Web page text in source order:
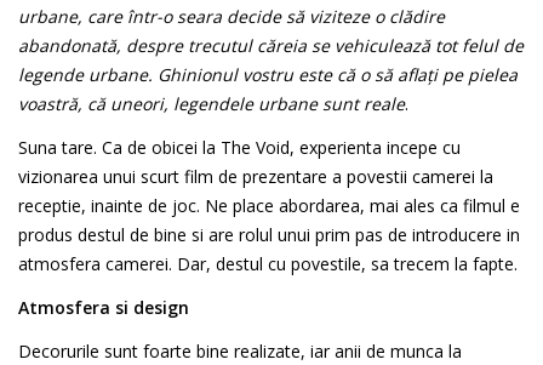
urbane, care într-o seara decide să viziteze o clădire
abandonată, despre trecutul căreia se vehiculează tot felul de
legende urbane. Ghinionul vostru este că o să aflați pe pielea
voastră, că uneori, legendele urbane sunt reale.
Suna tare. Ca de obicei la The Void, experienta incepe cu
vizionarea unui scurt film de prezentare a povestii camerei la
receptie, inainte de joc. Ne place abordarea, mai ales ca filmul e
produs destul de bine si are rolul unui prim pas de introducere in
atmosfera camerei. Dar, destul cu povestile, sa trecem la fapte.
Atmosfera si design
Decorurile sunt foarte bine realizate, iar anii de munca la